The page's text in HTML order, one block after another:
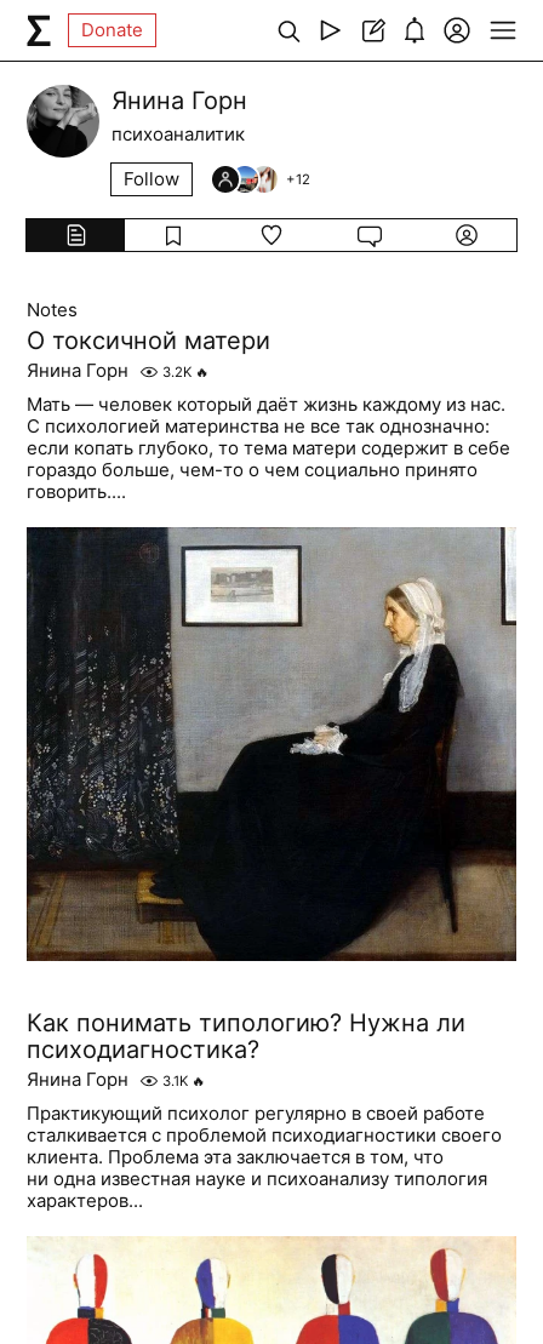
Donate
Янина Горн
психоаналитик
Follow
+12
Notes
О токсичной матери
Янина Горн 3.2K 🔥
Мать — человек который даёт жизнь каждому из нас.
С психологией материнства не все так однозначно:
если копать глубоко, то тема матери содержит в себе
гораздо больше, чем-то о чем социально принято
говорить....
Как понимать типологию? Нужна ли
психодиагностика?
Янина Горн 3.1K 🔥
Практикующий психолог регулярно в своей работе
сталкивается с проблемой психодиагностики своего
клиента. Проблема эта заключается в том, что
ни одна известная науке и психоанализу типология
характеров...